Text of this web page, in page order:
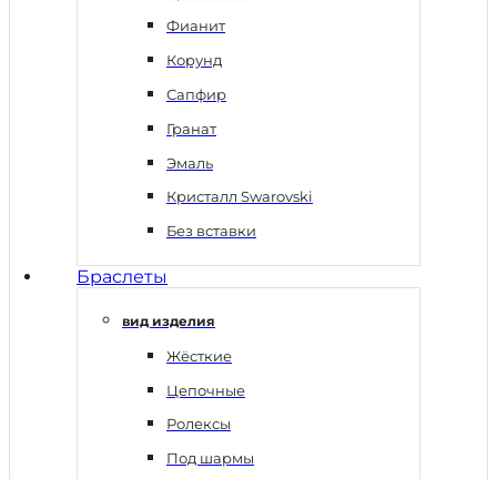
Фианит
Корунд
Сапфир
Гранат
Эмаль
Кристалл Swarovski
Без вставки
Браслеты
вид изделия
Жёсткие
Цепочные
Ролексы
Под шармы